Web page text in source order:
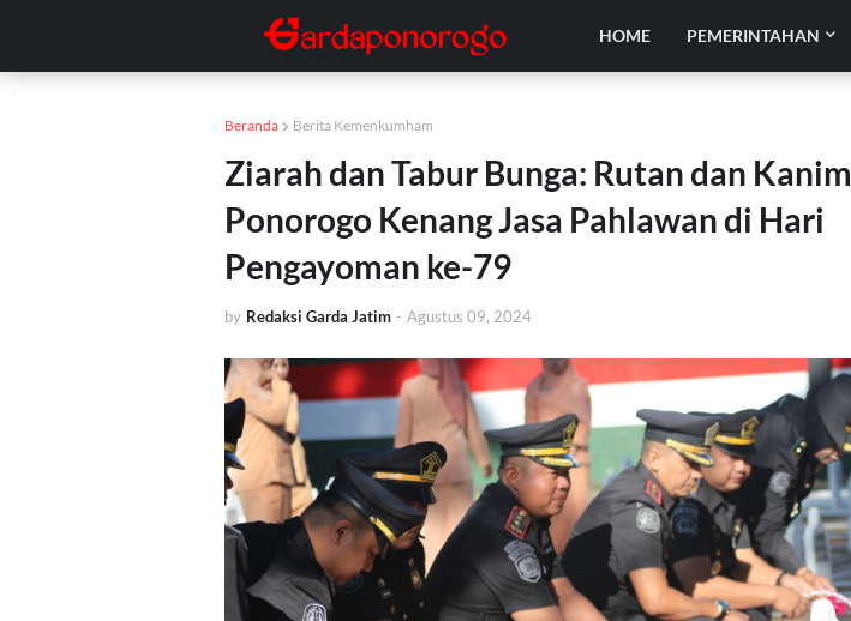
HOME PEMERINTAHAN
Beranda Berita Kemenkumham
Ziarah dan Tabur Bunga: Rutan dan Kanim
Ponorogo Kenang Jasa Pahlawan di Hari
Pengayoman ke-79
by Redaksi Garda Jatim - Agustus 09, 2024